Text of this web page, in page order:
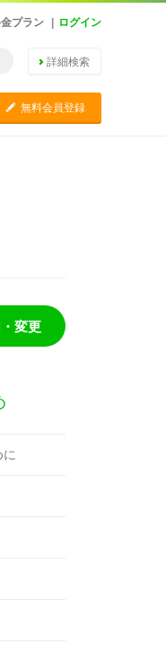
プラン ログイン
詳細検索
C 無料会員登録
変更